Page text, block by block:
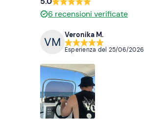
6 recensioni verificate
Veronika M.
Esperienza del 25/06/2026